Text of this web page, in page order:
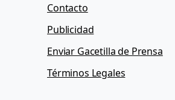
Contacto
Publicidad
Enviar Gacetilla de Prensa
Términos Legales